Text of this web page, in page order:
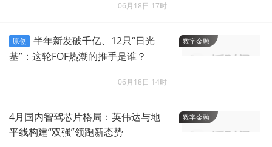
06月18日 17时
数字金融
原创
半年新发破千亿、12只“日光
基”：这轮FOF热潮的推手是谁？
06月18日 14时
数字金融
4月国内智驾芯片格局：英伟达与地
平线构建“双强”领跑新态势